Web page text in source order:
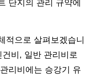
단지의 관리 규약에
적으로 살펴보겠습니
비, 일반 관리비로
리비에는 승강기 유